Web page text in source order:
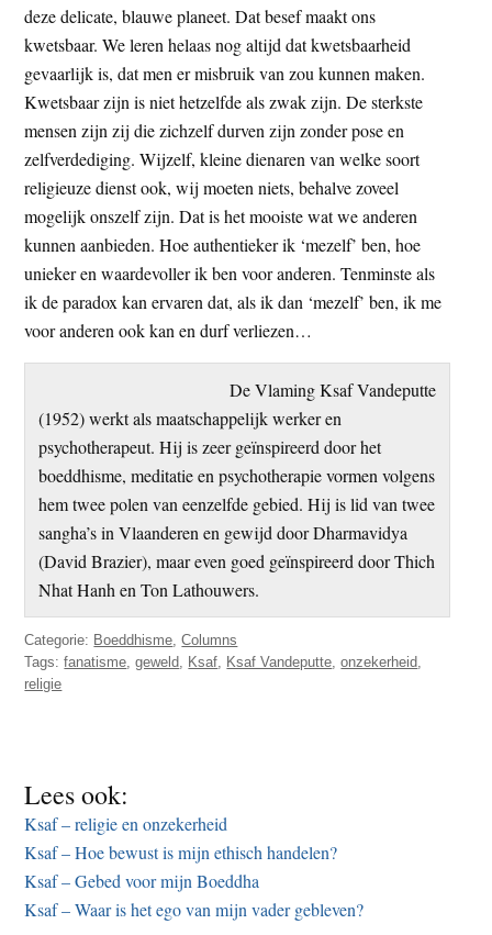
deze delicate, blauwe planeet. Dat besef maakt ons
kwetsbaar. We leren helaas nog altijd dat kwetsbaarheid
gevaarlijk is, dat men er misbruik van zou kunnen maken.
Kwetsbaar zijn is niet hetzelfde als zwak zijn. De sterkste
mensen zijn zij die zichzelf durven zijn zonder pose en
zelfverdediging. Wijzelf, kleine dienaren van welke soort
religieuze dienst ook, wij moeten niets, behalve zoveel
mogelijk onszelf zijn. Dat is het mooiste wat we anderen
kunnen aanbieden. Hoe authentieker ik ‘mezelf’ ben, hoe
unieker en waardevoller ik ben voor anderen. Tenminste als
ik de paradox kan ervaren dat, als ik dan ‘mezelf’ ben, ik me
voor anderen ook kan en durf verliezen…
De Vlaming Ksaf Vandeputte
(1952) werkt als maatschappelijk werker en
psychotherapeut. Hij is zeer geïnspireerd door het
boeddhisme, meditatie en psychotherapie vormen volgens
hem twee polen van eenzelfde gebied. Hij is lid van twee
sangha’s in Vlaanderen en gewijd door Dharmavidya
(David Brazier), maar even goed geïnspireerd door Thich
Nhat Hanh en Ton Lathouwers.
Categorie: Boeddhisme,Columns
Tags:fanatisme,geweld, Ksaf, Ksaf Vandeputte,onzekerheid,
religie
Lees ook:
Ksaf – religie en onzekerheid
Ksaf – Hoe bewust is mijn ethisch handelen?
Ksaf – Gebed voor mijn Boeddha
Ksaf – Waar is het ego van mijn vader gebleven?